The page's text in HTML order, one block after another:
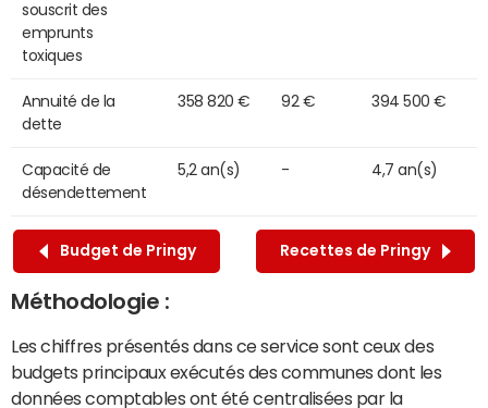
souscrit des
emprunts
toxiques
Annuité de la
dette
358 820 € 92 € 394 500 €
Capacité de
désendettement
5,2 an(s) - 4,7 an(s)
Budget de Pringy Recettes de Pringy
Méthodologie :
Les chiffres présentés dans ce service sont ceux des
budgets principaux exécutés des communes dont les
données comptables ont été centralisées par la